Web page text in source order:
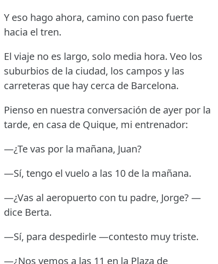
Y eso hago ahora, camino con paso fuerte
hacia el tren.
El viaje no es largo, solo media hora. Veo los
suburbios de la ciudad, los campos y las
carreteras que hay cerca de Barcelona.
Pienso en nuestra conversación de ayer por la
tarde, en casa de Quique, mi entrenador:
—¿Te vas por la mañana, Juan?
—Sí, tengo el vuelo a las 10 de la mañana.
—¿Vas al aeropuerto con tu padre, Jorge?—
dice Berta.
—Sí, para despedirle —contesto muy triste.
—¿Nos vemos a las 11 en la Plaza de